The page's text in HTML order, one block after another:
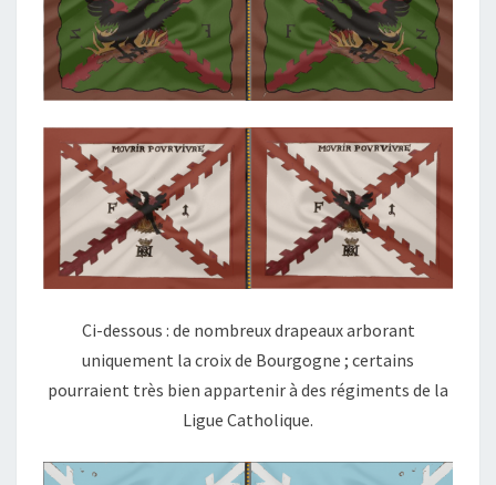
Ci-dessous : de nombreux drapeaux arborant
uniquement la croix de Bourgogne ; certains
pourraient très bien appartenir à des régiments de la
Ligue Catholique.